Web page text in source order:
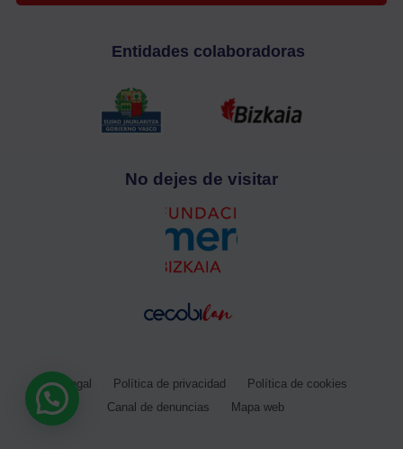
Entidades colaboradoras
No dejes de visitar
Aviso legal Política de privacidad
Política de cookies
Canal de denuncias
Mapa web